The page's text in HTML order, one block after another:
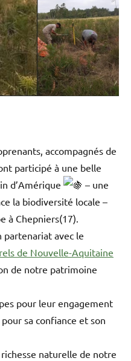
accompagnés de
participé à une belle
d’Amérique
– une
la biodiversité locale –
à Chepniers(17).
partenariat avec le
de Nouvelle-Aquitaine
de notre patrimoine
pour leur engagement
sa confiance et son
naturelle de notre